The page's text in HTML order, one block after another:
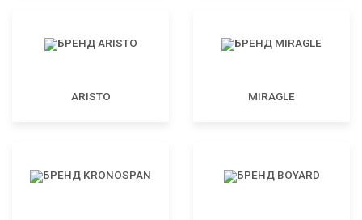
ARISTO MIRAGLE